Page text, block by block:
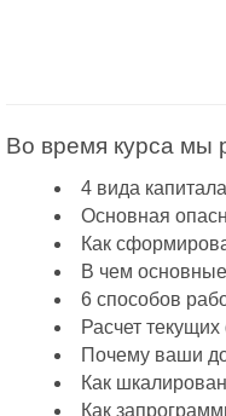
Во время курса мы
4 вида
Основная
Как
В чем
6 способов
Расчет
Почему ваши
Как
Как